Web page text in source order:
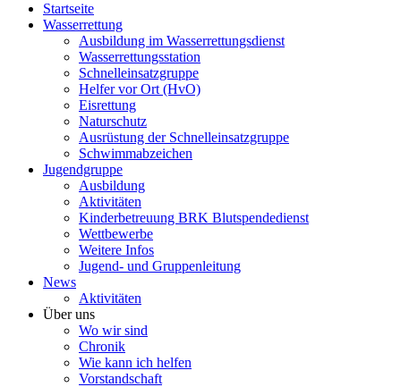
Startseite
Wasserrettung
Ausbildung im Wasserrettungsdienst
Wasserrettungsstation
Schnelleinsatzgruppe
Helfer vor Ort (HvO)
Eisrettung
Naturschutz
Ausrüstung der Schnelleinsatzgruppe
Schwimmabzeichen
Jugendgruppe
Ausbildung
Aktivitäten
Kinderbetreuung BRK Blutspendedienst
Wettbewerbe
Weitere Infos
Jugend- und Gruppenleitung
News
Aktivitäten
Über uns
Wo wir sind
Chronik
Wie kann ich helfen
Vorstandschaft